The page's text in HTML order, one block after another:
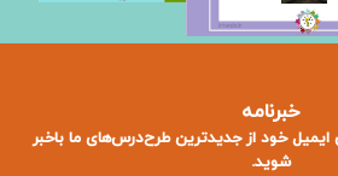
خبرنامه
ایمیل خود از جدید‌ترین طرح‌درس‌های ما باخبر
شوید.